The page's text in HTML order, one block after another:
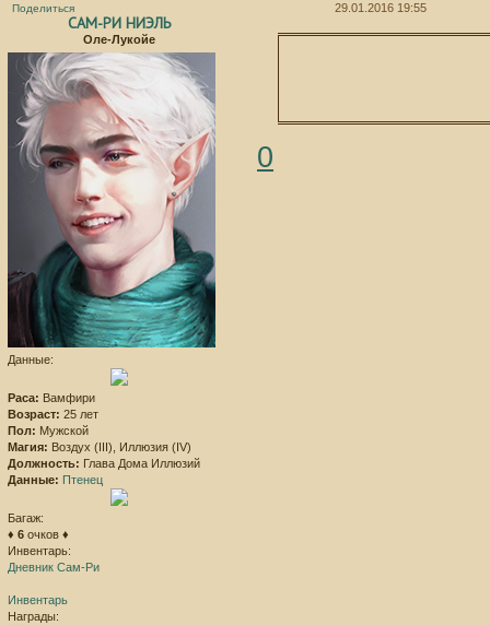
Поделиться 29.01.2016 19:55
САМ-РИ НИЭЛЬ
Оле-Лукойе
Данные:
Раса: Вамфири
Возраст: 25 лет
Пол: Мужской
Магия: Воздух (III), Иллюзия (IV)
Должность: Глава Дома Иллюзий
Данные: Птенец
Багаж:
♦ 6 очков ♦
Инвентарь:
Дневник Сам-Ри
Инвентарь
Награды:
0